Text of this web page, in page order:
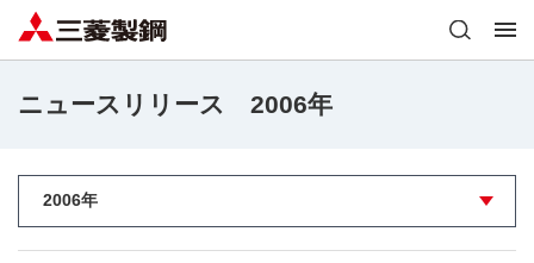
ニュースリリース 2006年